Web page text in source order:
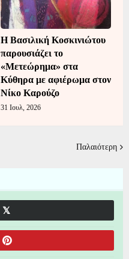
Η Βασιλική Κοσκινιώτου
παρουσιάζει το
«Μετεώρημα» στα
Κύθηρα με αφιέρωμα στον
Νίκο Καρούζο
31 Ιουλ, 2026
Παλαιότερη